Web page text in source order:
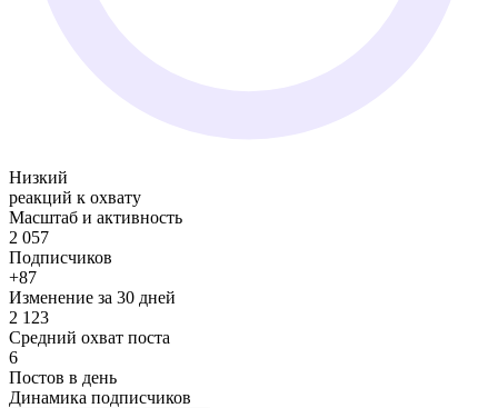
Низкий
реакций к охвату
Масштаб и активность
2 057
Подписчиков
+87
Изменение за 30 дней
2 123
Средний охват поста
6
Постов в день
Динамика подписчиков